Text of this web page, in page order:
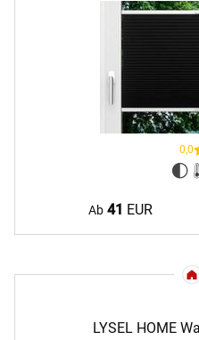
0,0
Ab 41 EUR
LYSEL HOME